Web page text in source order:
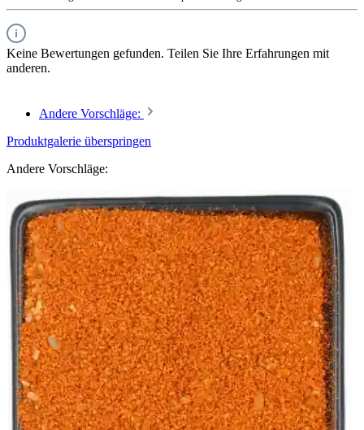
Keine Bewertungen gefunden. Teilen Sie Ihre Erfahrungen mit
anderen.
Andere Vorschläge:
Produktgalerie überspringen
Andere Vorschläge: